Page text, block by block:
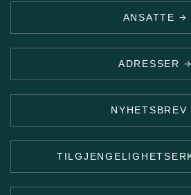
ANSATTE
ADRESSER
NYHETSBREV